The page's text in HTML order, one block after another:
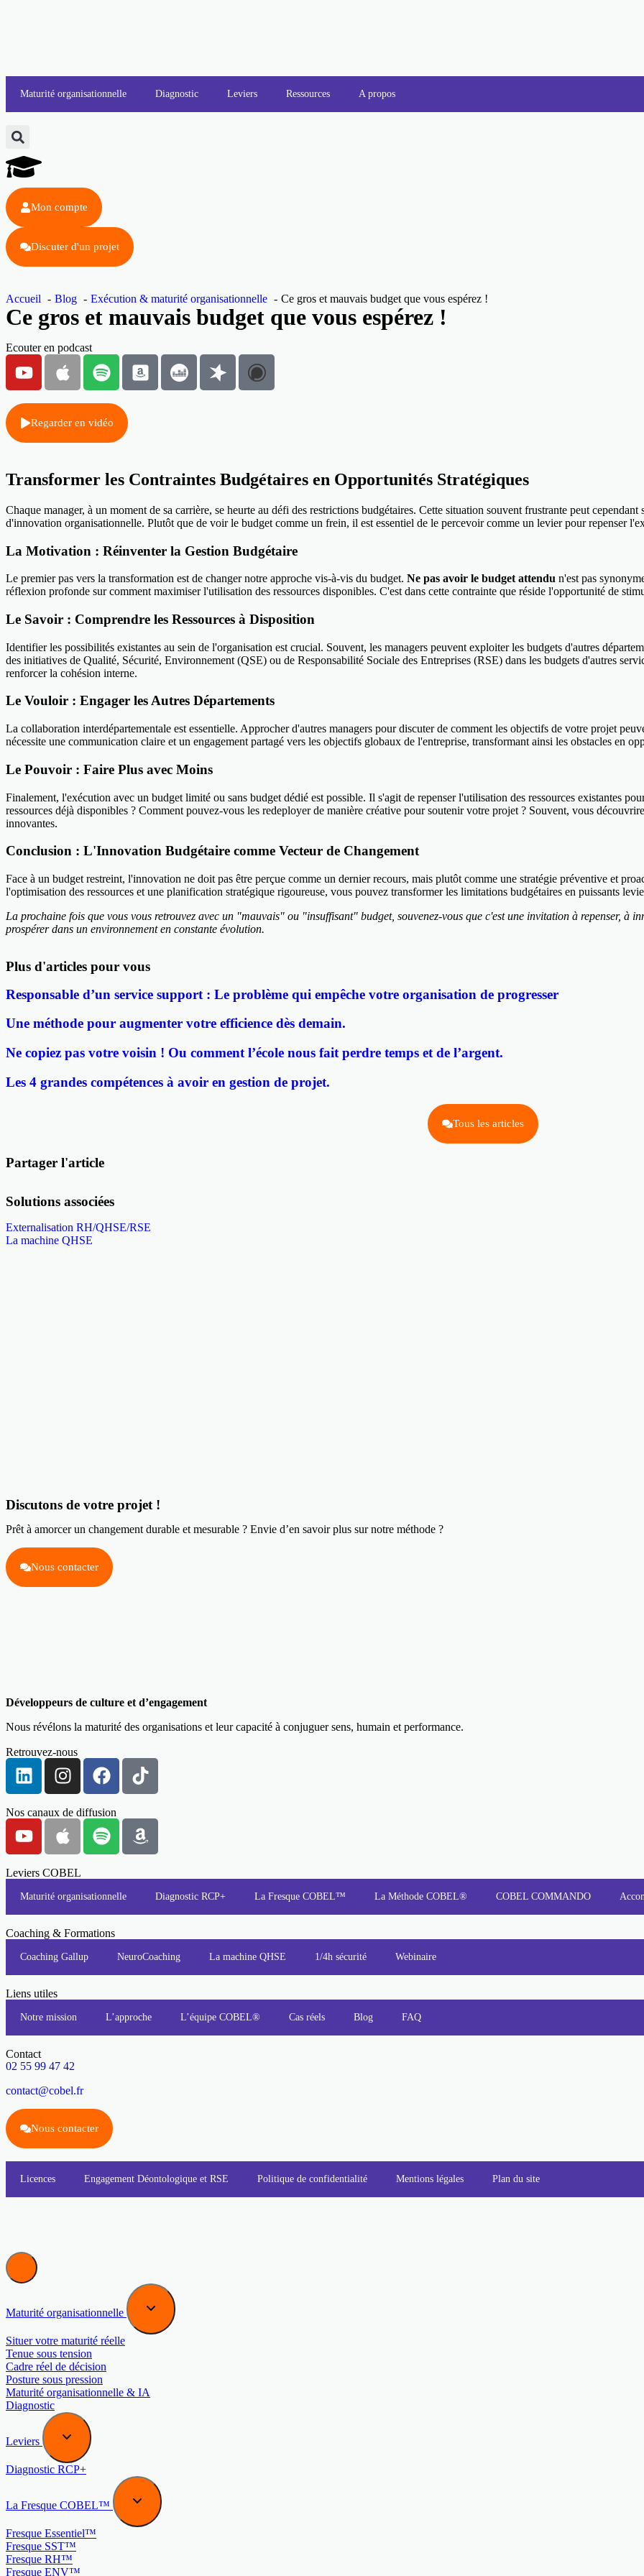
Maturité organisationnelle Diagnostic Leviers Ressources A propos
Mon compte
Discuter d'un projet
Accueil Blog Exécution & maturité organisationnelle Ce gros et mauvais budget que vous espérez !
Ce gros et mauvais budget que vous espérez !
Ecouter en podcast
Regarder en vidéo
Transformer les Contraintes Budgétaires en Opportunités Stratégiques
Chaque manager, à un moment de sa carrière, se heurte au défi des restrictions budgétaires. Cette situation souvent frustrante peut
d'innovation organisationnelle. Plutôt que de voir le budget comme un frein, il est essentiel de le percevoir comme un levier pour repenser
La Motivation : Réinventer la Gestion Budgétaire
Le premier pas vers la transformation est de changer notre approche vis-à-vis du budget. Ne pas avoir le budget attendu n'est pas
réflexion profonde sur comment maximiser l'utilisation des ressources disponibles. C'est dans cette contrainte que réside l'opportunité de
Le Savoir : Comprendre les Ressources à Disposition
Identifier les possibilités existantes au sein de l'organisation est crucial. Souvent, les managers peuvent exploiter les budgets d'autres
des initiatives de Qualité, Sécurité, Environnement (QSE) ou de Responsabilité Sociale des Entreprises (RSE) dans les budgets d'autres
renforcer la cohésion interne.
Le Vouloir : Engager les Autres Départements
La collaboration interdépartementale est essentielle. Approcher d'autres managers pour discuter de comment les objectifs de votre projet
nécessite une communication claire et un engagement partagé vers les objectifs globaux de l'entreprise, transformant ainsi les obstacles en
Le Pouvoir : Faire Plus avec Moins
Finalement, l'exécution avec un budget limité ou sans budget dédié est possible. Il s'agit de repenser l'utilisation des ressources existantes
ressources déjà disponibles ? Comment pouvez-vous les redeployer de manière créative pour soutenir votre projet ? Souvent, vous
innovantes.
Conclusion : L'Innovation Budgétaire comme Vecteur de Changement
Face à un budget restreint, l'innovation ne doit pas être perçue comme un dernier recours, mais plutôt comme une stratégie préventive et
l'optimisation des ressources et une planification stratégique rigoureuse, vous pouvez transformer les limitations budgétaires en puissants
La prochaine fois que vous vous retrouvez avec un "mauvais" ou "insuffisant" budget, souvenez-vous que c'est une invitation à repenser, à
prospérer dans un environnement en constante évolution.
Plus d'articles pour vous
Responsable d’un service support : Le problème qui empêche votre organisation de progresser
Une méthode pour augmenter votre efficience dès demain.
Ne copiez pas votre voisin ! Ou comment l’école nous fait perdre temps et de l’argent.
Les 4 grandes compétences à avoir en gestion de projet.
Tous les articles
Partager l'article
Solutions associées
Externalisation RH/QHSE/RSE
La machine QHSE
Discutons de votre projet !
Prêt à amorcer un changement durable et mesurable ? Envie d’en savoir plus sur notre méthode ?
Nous contacter
Développeurs de culture et d’engagement
Nous révélons la maturité des organisations et leur capacité à conjuguer sens, humain et performance.
Retrouvez-nous
Nos canaux de diffusion
Leviers COBEL
Maturité organisationnelle Diagnostic RCP+ La Fresque COBEL™ La Méthode COBEL® COBEL COMMANDO
Coaching & Formations
Coaching Gallup NeuroCoaching La machine QHSE 1/4h sécurité Webinaire
Liens utiles
Notre mission L’approche L’équipe COBEL® Cas réels Blog FAQ
Contact
02 55 99 47 42
contact@cobel.fr
Nous contacter
Licences Engagement Déontologique et RSE Politique de confidentialité Mentions légales Plan du site
Maturité organisationnelle
Situer votre maturité réelle
Tenue sous tension
Cadre réel de décision
Posture sous pression
Maturité organisationnelle & IA
Diagnostic
Leviers
Diagnostic RCP+
La Fresque COBEL™
Fresque Essentiel™
Fresque SST™
Fresque RH™
Fresque ENV™